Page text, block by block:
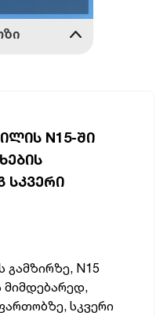
N15-ᲨᲘ
ᲡᲙᲕᲔᲠᲘ
გამზირზე, N15
მიმდებარედ,
სკვერი